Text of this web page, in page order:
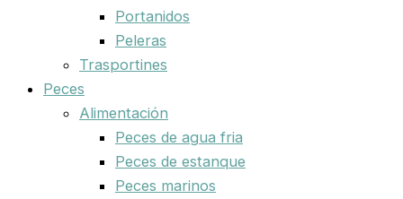
Portanidos
Peleras
Trasportines
Peces
Alimentación
Peces de agua fria
Peces de estanque
Peces marinos